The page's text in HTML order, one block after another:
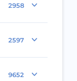
2958
2597
9652